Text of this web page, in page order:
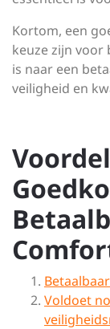
Kortom, een
keuze zijn voor
is naar een
veiligheid en
Voldoet